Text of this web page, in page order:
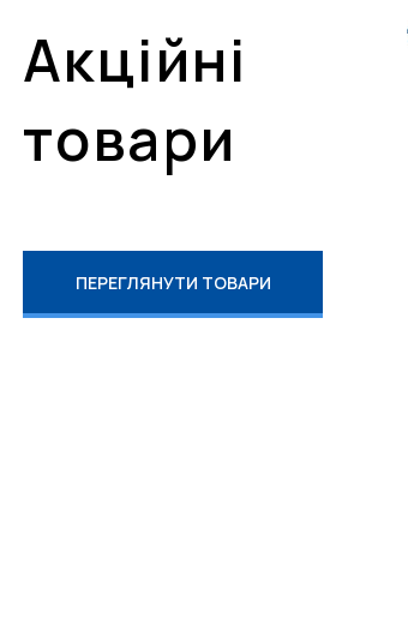
Акційні
товари
ПЕРЕГЛЯНУТИ ТОВАРИ